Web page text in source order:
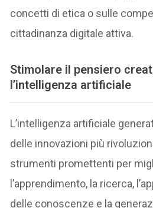
concetti di etica o sulle
cittadinanza digitale attiva.
Stimolare il pensiero
l’intelligenza artificiale
L’intelligenza artificiale
delle innovazioni più
strumenti promettenti per
l’apprendimento, la ricerca,
delle conoscenze e la